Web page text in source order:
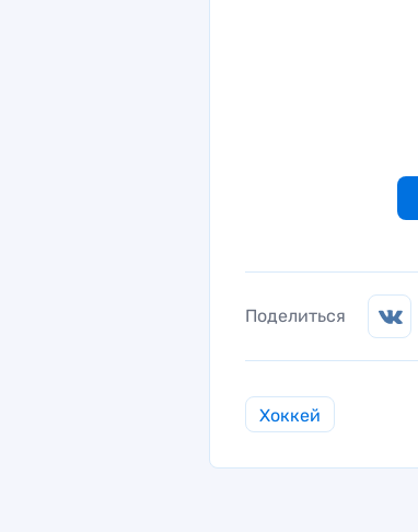
Поделиться
Хоккей